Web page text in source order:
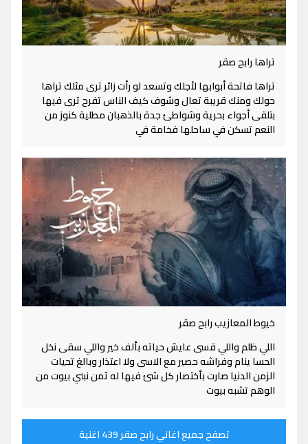
تراها رابح صقر
تراها فاتحة أبوابها لأجلك وتسعد لو رأت زائر ترى مثلك تراها
حولك ومنك قريبة تعال وشوف كيف الناس تفرح ترى فيها
بتلقى أجواء بحرية وشواطئ جدة بالذهبان مطلية كنوز من
النعم تسكن في ساحلها فخامة في
خيوط المعازيب رابح صقر
اللي ظلم واللي قسى عايش حياته بألف خير واللي سقى نخل
الحسا ينام وفراشه حصير مع الاسى ولا اعتذار وبالغ تحيات
الزمن الدنيا صارت بأختصار كل شئ فيها له ثمن نبني بيوت من
الوهم تشبه بيوت
تصفح جميع اغاني رابح صقر 439 اغنية